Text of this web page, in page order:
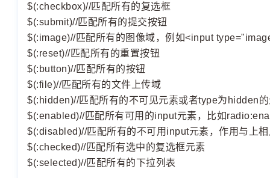
$(:checkbox)//匹配所有的复选框
$(:submit)//匹配所有的提交按钮
$(:image)//匹配所有的图像域，例如<input
$(:reset)//匹配所有的重置按钮
$(:button)//匹配所有的按钮
$(:file)//匹配所有的文件上传域
$(:hidden)//匹配所有的不可见元素或者type为hidden
$(:enabled)//匹配所有可用的input元素，比如
$(:disabled)//匹配所有的不可用input元素，作用与上
$(:checked)//匹配所有选中的复选框元素
$(:selected)//匹配所有的下拉列表